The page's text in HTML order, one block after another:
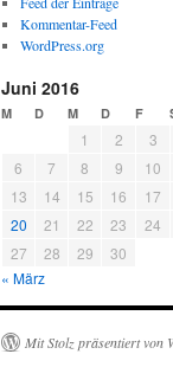
Kommentar-Feed
WordPress.org
Juni 2016
M D M D F
1 2 3
6
7 8 9 10
13
14 15 16 17
20
21 22 23 24
27
28 29
30
« März
Mit Stolz präsentiert von